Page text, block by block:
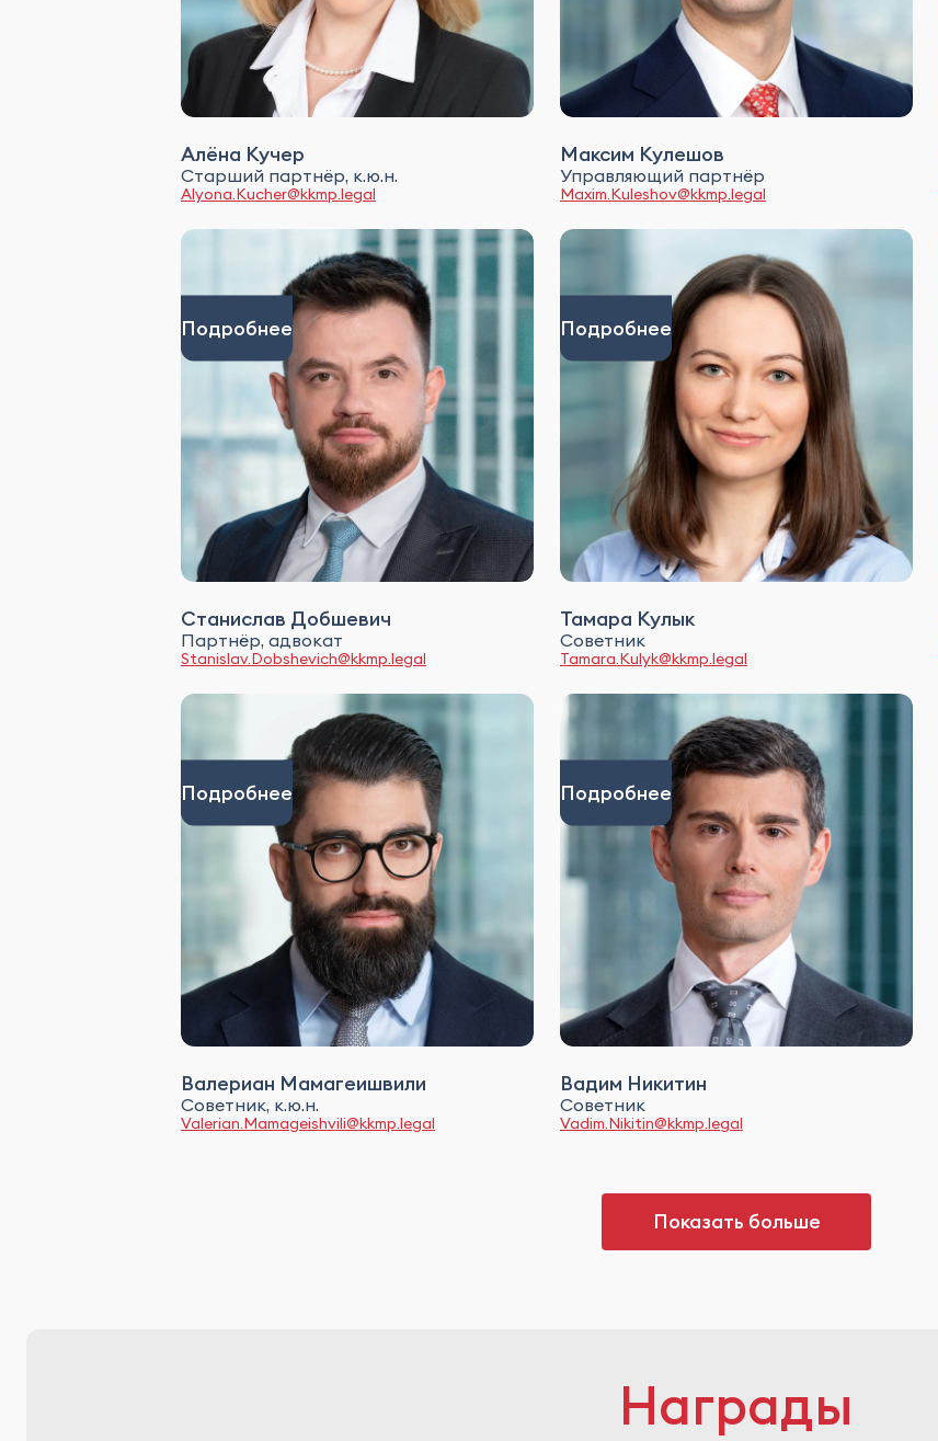
Алёна Кучер
Старший партнёр, к.ю.н.
Alyona.Kucher@kkmp.legal
Максим Кулешов
Управляющий партнёр
Maxim.Kuleshov@kkmp.legal
Подробнее
Станислав Добшевич
Партнёр, адвокат
Stanislav.Dobshevich@kkmp.legal
Подробнее
Тамара Кулык
Советник
Tamara.Kulyk@kkmp.legal
Подробнее
Валериан Мамагеишвили
Советник, к.ю.н.
Valerian.Mamageishvili@kkmp.legal
Подробнее
Вадим Никитин
Советник
Vadim.Nikitin@kkmp.legal
Показать больше
Награды